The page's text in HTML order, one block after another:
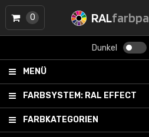
RAL
Dunkel
MENÜ
FARBSYSTEM: RAL EFFECT
FARBKATEGORIEN
0